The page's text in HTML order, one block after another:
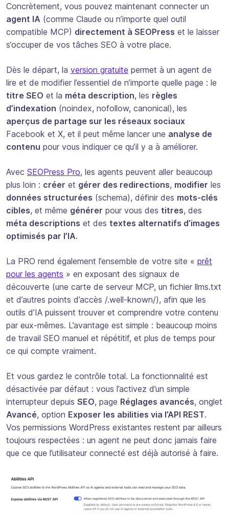
Concrètement, vous pouvez maintenant connecter un
agent IA (comme Claude ou n’importe quel outil
compatible MCP) directement à SEOPress et le laisser
s’occuper de vos tâches SEO à votre place.
Dès le départ, la version gratuite permet à un agent de
lire et de modifier l’essentiel de n’importe quelle page : le
titre SEO et la méta description, les règles
d’indexation (noindex, nofollow, canonical), les
aperçus de partage sur les réseaux sociaux
Facebook et X, et il peut même lancer une analyse de
contenu pour vous indiquer ce qu’il y a à améliorer.
Avec SEOPress Pro, les agents peuvent aller beaucoup
plus loin : créer et gérer des redirections, modifier les
données structurées (schema), définir des mots-clés
cibles, et même générer pour vous des titres, des
méta descriptions et des textes alternatifs d’images
optimisés par l’IA.
La PRO rend également l’ensemble de votre site « prêt
pour les agents » en exposant des signaux de
découverte (une carte de serveur MCP, un fichier llms.txt
et d’autres points d’accès /.well-known/), afin que les
outils d’IA puissent trouver et comprendre votre contenu
par eux-mêmes. L’avantage est simple : beaucoup moins
de travail SEO manuel et répétitif, et plus de temps pour
ce qui compte vraiment.
Et vous gardez le contrôle total. La fonctionnalité est
désactivée par défaut : vous l’activez d’un simple
interrupteur depuis SEO, page Réglages avancés, onglet
Avancé, option Exposer les abilities via l’API REST.
Vos permissions WordPress existantes restent par ailleurs
toujours respectées : un agent ne peut donc jamais faire
que ce que l’utilisateur connecté est déjà autorisé à faire.